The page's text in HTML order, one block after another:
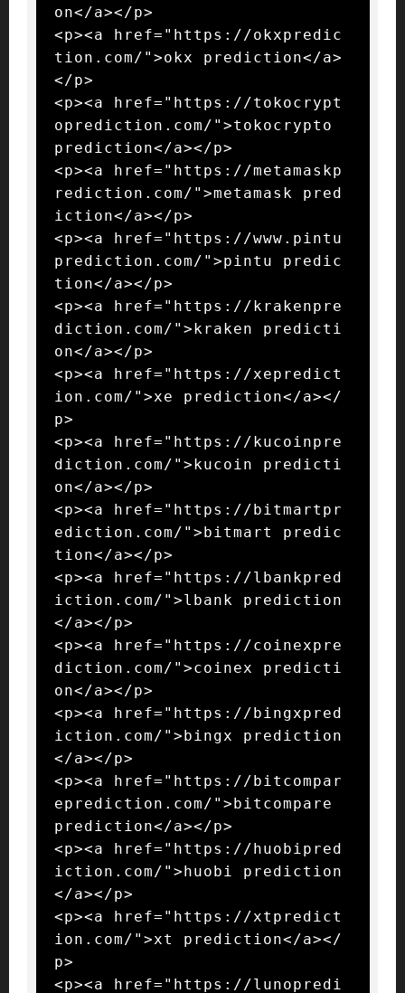
on</a></p>
<p><a href="https://okxpredic
tion.com/">okx prediction</a>
</p>
<p><a href="https://tokocrypt
oprediction.com/">tokocrypto
prediction</a></p>
<p><a href="https://metamaskp
rediction.com/">metamask pred
iction</a></p>
<p><a href="https://www.pintu
prediction.com/">pintu predic
tion</a></p>
<p><a href="https://krakenpre
diction.com/">kraken predicti
on</a></p>
<p><a href="https://xepredict
ion.com/">xe prediction</a></
p>
<p><a href="https://kucoinpre
diction.com/">kucoin predicti
on</a></p>
<p><a href="https://bitmartpr
ediction.com/">bitmart predic
tion</a></p>
<p><a href="https://lbankpred
iction.com/">lbank prediction
</a></p>
<p><a href="https://coinexpre
diction.com/">coinex predicti
on</a></p>
<p><a href="https://bingxpred
iction.com/">bingx prediction
</a></p>
<p><a href="https://bitcompar
eprediction.com/">bitcompare
prediction</a></p>
<p><a href="https://huobipred
iction.com/">huobi prediction
</a></p>
<p><a href="https://xtpredict
ion.com/">xt prediction</a></
p>
<p><a href="https://lunopredi